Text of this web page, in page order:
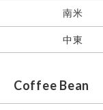
南米
中東
Coffee Bean